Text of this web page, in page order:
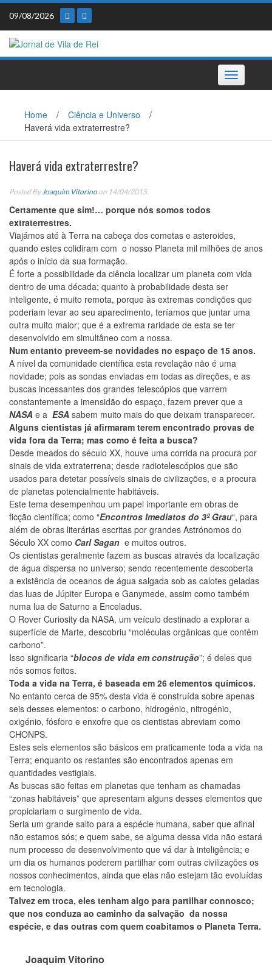
Skip
content
09/08/2026
Toggle
navigation
Home / Ciência e Universo
/
Haverá vida extraterrestre?
Haverá vida extraterrestre?
Posted By Joaquim Vitorino on 14/04/2015
Certamente que sim!… porque nós somos todos
extraterrestres.
Viajámos até à Terra na cabeça dos cometas e asteroides,
quando estes colidiram com o nosso Planeta mil milhões de anos
após o início da sua formação.
É forte a possibilidade da ciência localizar um planeta com vida
dentro de uma década; quanto à probabilidade desta ser
inteligente, é muito remota, porque às extremas condições que
poderiam levar ao seu aparecimento, teríamos que juntar uma
outra muito maior; que é a extrema raridade de esta se ter
desenvolvido em simultâneo com a nossa.
Num entanto preveem-se novidades no espaço de 15 anos.
A nível da comunidade científica esta revelação não é uma
novidade; pois as sondas enviadas em todas as direções, e as
buscas incessantes dos grandes telescópios que varrem
constantemente a imensidão do espaço, fazem prever que a
NASA e a ESA sabem muito mais do que deixam transparecer.
Alguns cientistas já afirmaram terem encontrado provas de
vida fora da Terra; mas como é feita a busca?
Desde meados do século XX, houve uma corrida na procura por
sinais de vida extraterrena; desde radiotelescópios que são
usados ​​para detetar possíveis sinais de civilizações, e a procura
de planetas potencialmente habitáveis​​.
Este tema desempenhou um papel importante em obras de
ficção científica; como “Encontros Imediatos do 3º Grau“, para
além de obras literárias escritas por grandes Astrónomos do
Século XX como Carl Sagan e muitos outros.
Os cientistas geralmente fazem as buscas através da localização
de água dispersa no universo; sendo recentemente descoberta
a existência de oceanos de água salgada sob as calotes geladas
das luas de Júpiter Europa e Ganymede, assim como também
numa lua de Saturno a Enceladus.
O Rover Curiosity da NASA, um veículo destinado a explorar a
superfície de Marte, descobriu “moléculas orgânicas que contêm
carbono”.
Isso significaria “blocos de vida em construção”; é deles que
nós somos feitos.
Toda a vida na Terra, é baseada em 26 elementos químicos.
No entanto cerca de 95% desta vida é construída sobre apenas
seis desses elementos: o carbono, hidrogénio, nitrogénio,
oxigénio, fósforo e enxofre que os cientistas abreviam como
CHONPS.
Estes seis elementos são básicos em praticamente toda a vida na
Terra; enquanto os restantes são encontrados apenas em
quantidades vestigiais.
As buscas são feitas em planetas que tenham as chamadas
“zonas habitáveis” que apresentam alguns desses elementos que
propiciariam o surgimento de vida.
Seria um grande salto para a espécie humana, saber que afinal
não estamos sós; e quem sabe, se alguma dessa vida não estará
num processo de desenvolvimento que vá dar à inteligência; e
um dia os humanos poderem partilhar com outras civilizações os
nossos conhecimentos, ainda que elas não estejam tão evoluídas
em tecnologia.
Talvez em troca, eles tenham algo para partilhar connosco;
que nos conduza ao caminho da salvação da nossa
espécie, e das outras com quem coabitamos o Planeta Terra.
Joaquim Vitorino